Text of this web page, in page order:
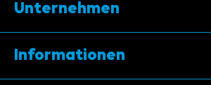
Unternehmen
Informationen